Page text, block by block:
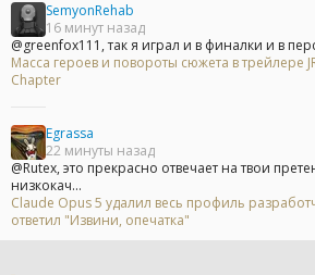
SemyonRehab
16 минут назад
@greenfox111, так я играл и в финалки и в
Масса героев и повороты сюжета в трейлере
Chapter
Egrassa
22 минуты назад
@Rutex, это прекрасно отвечает на твои
низкокач...
Claude Opus 5 удалил весь профиль
ответил "Извини, опечатка"